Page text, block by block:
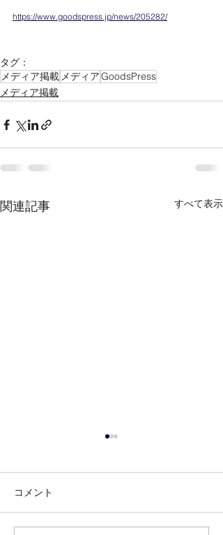
https://www.goodspress.jp/news/205282/
タグ：
メディア掲載 メディアGoodsPress
メディア掲載
関連記事 すべて表示
コメント